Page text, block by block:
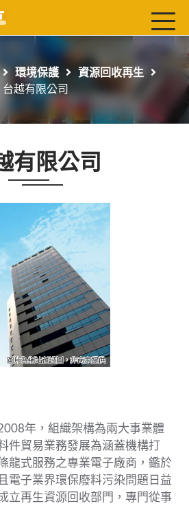
環境保護
資源回收再生
台越有限公司
有限公司
年，組織架構為兩大事業體
件貿易業務發展為涵蓋機構打
龍式服務之專業電子廠商，鑑於
電子業界環保廢料污染問題日益
立再生資源回收部門， 專門從事